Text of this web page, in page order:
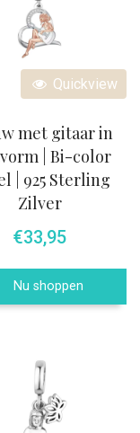
Quickview
met gitaar in
| Bi-color
| 925 Sterling
Zilver
€33,95
Nu shoppen